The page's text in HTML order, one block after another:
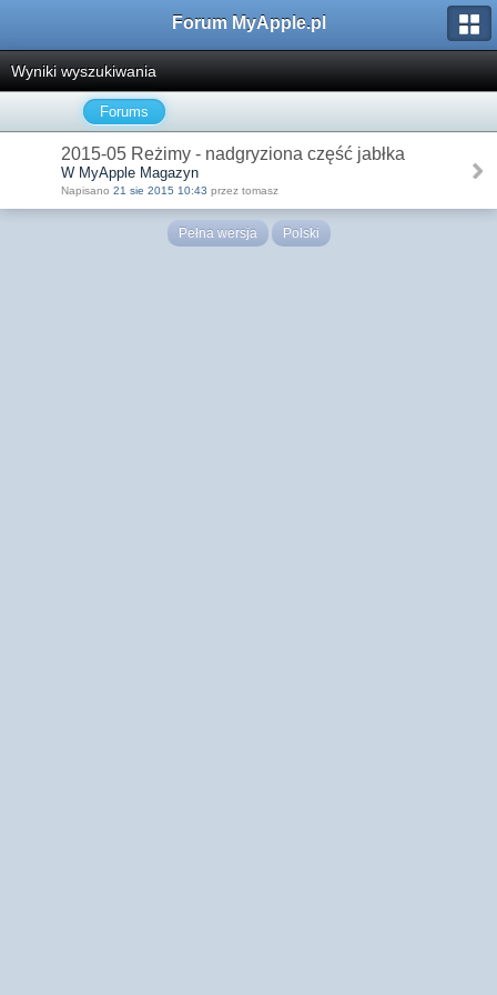
Forum MyApple.pl
Wyniki wyszukiwania
Forums
2015-05 Reżimy - nadgryziona część jabłka
W MyApple Magazyn
Napisano 21 sie 2015 10:43 przez tomasz
Pełna wersja Polski